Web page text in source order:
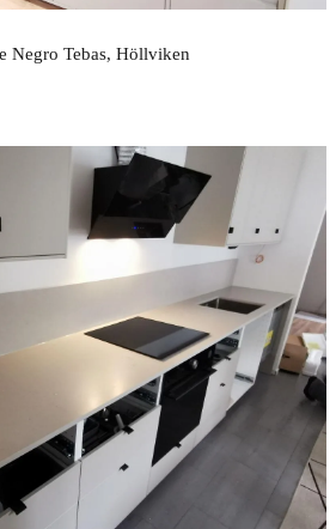
Negro Tebas, Höllviken